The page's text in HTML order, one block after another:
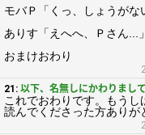
モバＰ「くっ、しょうがな
ありす「えへへ、Ｐさん...
おまけおわり
21: 以下、名無しにかわりまし
これでおわりです。もうし
読んでくださった方ありが